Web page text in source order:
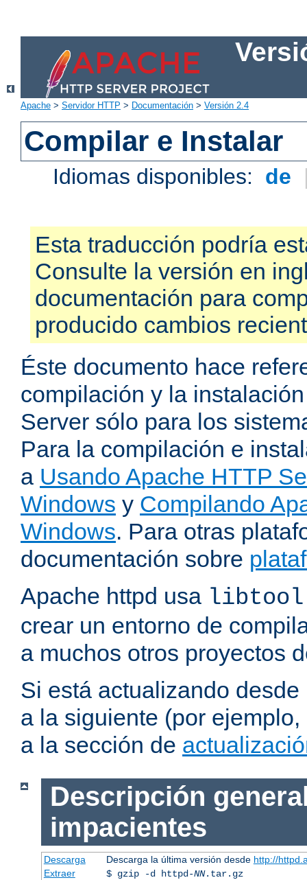
Apache > Servidor HTTP > Documentación > Versión 2.4
Compilar e Instalar
Idiomas disponibles: de
Esta traducción podría
Consulte la versión en
documentación para
producido cambios
Éste documento hace
compilación y la
Server sólo para los
Para la compilación e
a Usando Apache HTTP
Windows y Compilando
Windows. Para otras
documentación sobre
Apache httpd usa libtool
crear un entorno de
a muchos otros proyectos
Si está actualizando
a la siguiente (por
a la sección de
Descripción
impacientes
Descarga Descarga la última versión desde http://
Extraer
$ gzip -d httpd-NN.tar.gz